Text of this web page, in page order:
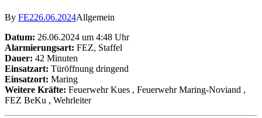
By FE226.06.2024Allgemein
Datum: 26.06.2024 um 4:48 Uhr
Alarmierungsart: FEZ, Staffel
Dauer: 42 Minuten
Einsatzart: Türöffnung dringend
Einsatzort: Maring
Weitere Kräfte: Feuerwehr Kues , Feuerwehr Maring-Noviand ,
FEZ BeKu , Wehrleiter